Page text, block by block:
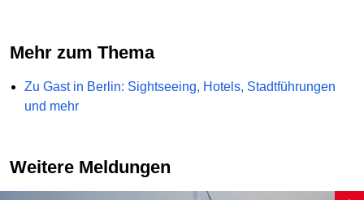
Mehr zum Thema
Zu Gast in Berlin: Sightseeing, Hotels, Stadtführungen
und mehr
Weitere Meldungen